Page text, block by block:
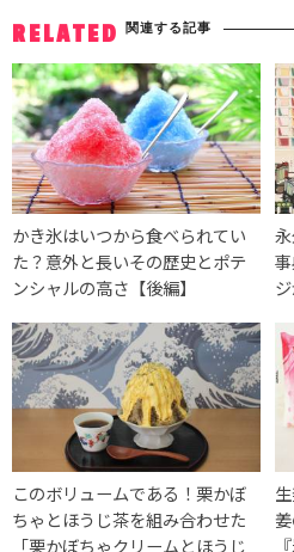
RELATED 関連する記事
かき氷はいつから食べられてい
た？意外と長いその歴史とポテ
ンシャルの高さ【後編】
このボリュームである！栗かぼ
ちゃとほうじ茶を組み合わせた
「栗かぼちゃクリームとほうじ